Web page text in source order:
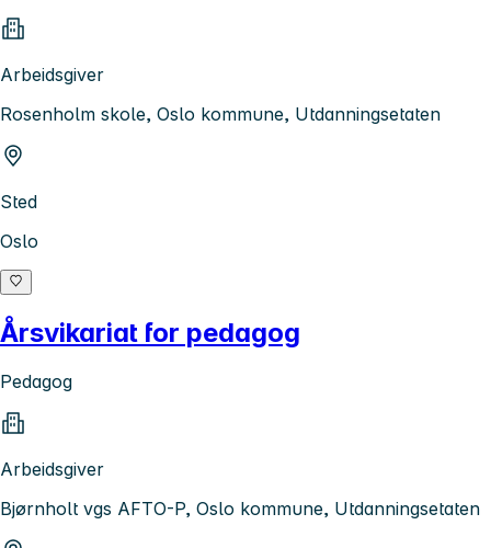
Arbeidsgiver
Rosenholm skole, Oslo kommune, Utdanningsetaten
Sted
Oslo
Årsvikariat for pedagog
Pedagog
Arbeidsgiver
Bjørnholt vgs AFTO-P, Oslo kommune, Utdanningsetaten